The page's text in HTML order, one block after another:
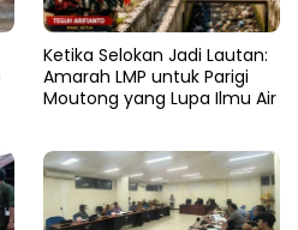
Ketika Selokan Jadi Lautan:
Amarah LMP untuk Parigi
Moutong yang Lupa Ilmu Air